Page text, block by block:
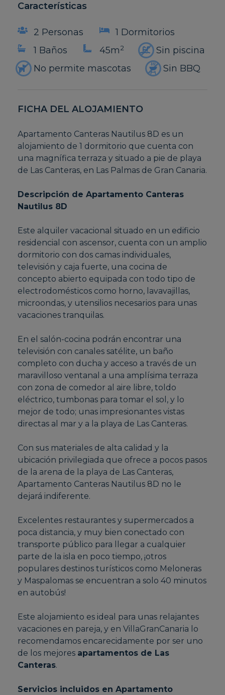
Características
2 Personas
1 Dormitorios
1 Baños
45m2
Sin piscina
No permite mascotas
Sin BBQ
FICHA DEL ALOJAMIENTO
Apartamento Canteras Nautilus 8D es un
alojamiento de 1 dormitorio que cuenta con
una magnífica terraza y situado a pie de playa
de Las Canteras, en Las Palmas de Gran Canaria.
Descripción de Apartamento Canteras
Nautilus 8D
Este alquiler vacacional situado en un edificio
residencial con ascensor, cuenta con un amplio
dormitorio con dos camas individuales,
televisión y caja fuerte, una cocina de
concepto abierto equipada con todo tipo de
electrodomésticos como horno, lavavajillas,
microondas, y utensilios necesarios para unas
vacaciones tranquilas.
En el salón-cocina podrán encontrar una
televisión con canales satélite, un baño
completo con ducha y acceso a través de un
maravilloso ventanal a una amplísima terraza
con zona de comedor al aire libre, toldo
eléctrico, tumbonas para tomar el sol, y lo
mejor de todo; unas impresionantes vistas
directas al mar y a la playa de Las Canteras.
Con sus materiales de alta calidad y la
ubicación privilegiada que ofrece a pocos pasos
de la arena de la playa de Las Canteras,
Apartamento Canteras Nautilus 8D no le
dejará indiferente.
Excelentes restaurantes y supermercados a
poca distancia, y muy bien conectado con
transporte público para llegar a cualquier
parte de la isla en poco tiempo, ¡otros
populares destinos turísticos como Meloneras
y Maspalomas se encuentran a solo 40 minutos
en autobús!
Este alojamiento es ideal para unas relajantes
vacaciones en pareja, y en VillaGranCanaria lo
recomendamos encarecidamente por ser uno
de los mejores apartamentos de Las
Canteras.
Servicios incluidos en Apartamento